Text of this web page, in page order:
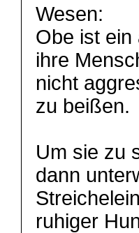
Wesen:
Obe ist
ihre
nicht
zu beißen.
Um sie zu
dann
ruhiger